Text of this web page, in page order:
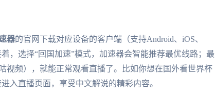
器的官网下载对应设备的客户端（支持Android、iOS、
，选择“回国加速”模式，加速器会智能推荐最优线路；最
视频），就能正常观看直播了。比如你想在国外看世界杯
入直播页面，享受中文解说的精彩内容。